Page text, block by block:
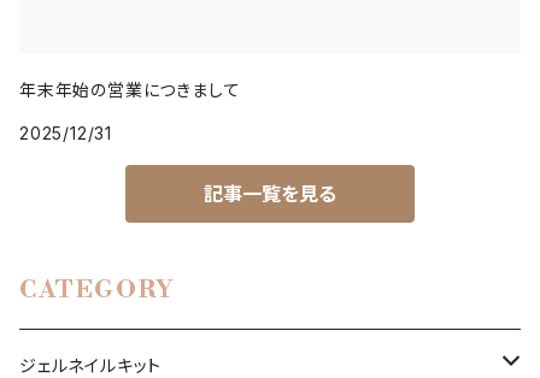
年末年始の営業につきまして
2025/12/31
記事一覧を見る
CATEGORY
ジェルネイルキット